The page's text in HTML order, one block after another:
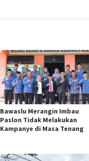
Bawaslu Merangin Imbau
Paslon Tidak Melakukan
Kampanye di Masa Tenang